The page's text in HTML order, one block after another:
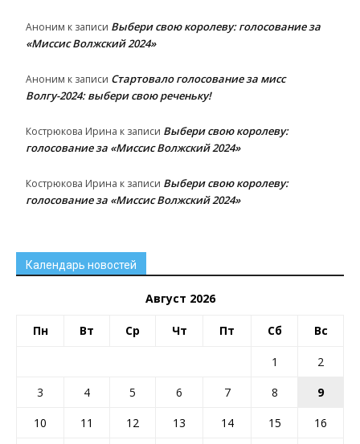
Аноним к записи Выбери свою королеву: голосование за
«Миссис Волжский 2024»
Аноним к записи Стартовало голосование за мисс
Волгу-2024: выбери свою реченьку!
Кострюкова Ирина к записи Выбери свою королеву:
голосование за «Миссис Волжский 2024»
Кострюкова Ирина к записи Выбери свою королеву:
голосование за «Миссис Волжский 2024»
Календарь новостей
Август 2026
Пн Вт Ср Чт Пт Сб Вс
1
2
3
4 5 6 7 8
9
10
11 12 13 14 15
16